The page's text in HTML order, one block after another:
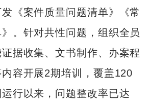
《案件质量问题清单》《常
。针对共性问题，组织全员
据收集、文书制作、办案程
容开展2期培训，覆盖120
行以来，问题整改率已达